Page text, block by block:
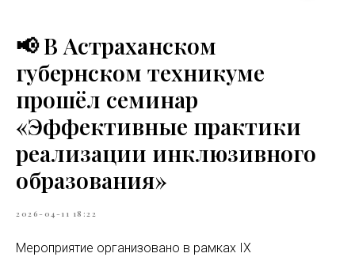
📢 В Астраханском
губернском техникуме
прошёл семинар
«Эффективные практики
реализации инклюзивного
образования»
2026-04-11 18:22
Мероприятие организовано в рамках IX